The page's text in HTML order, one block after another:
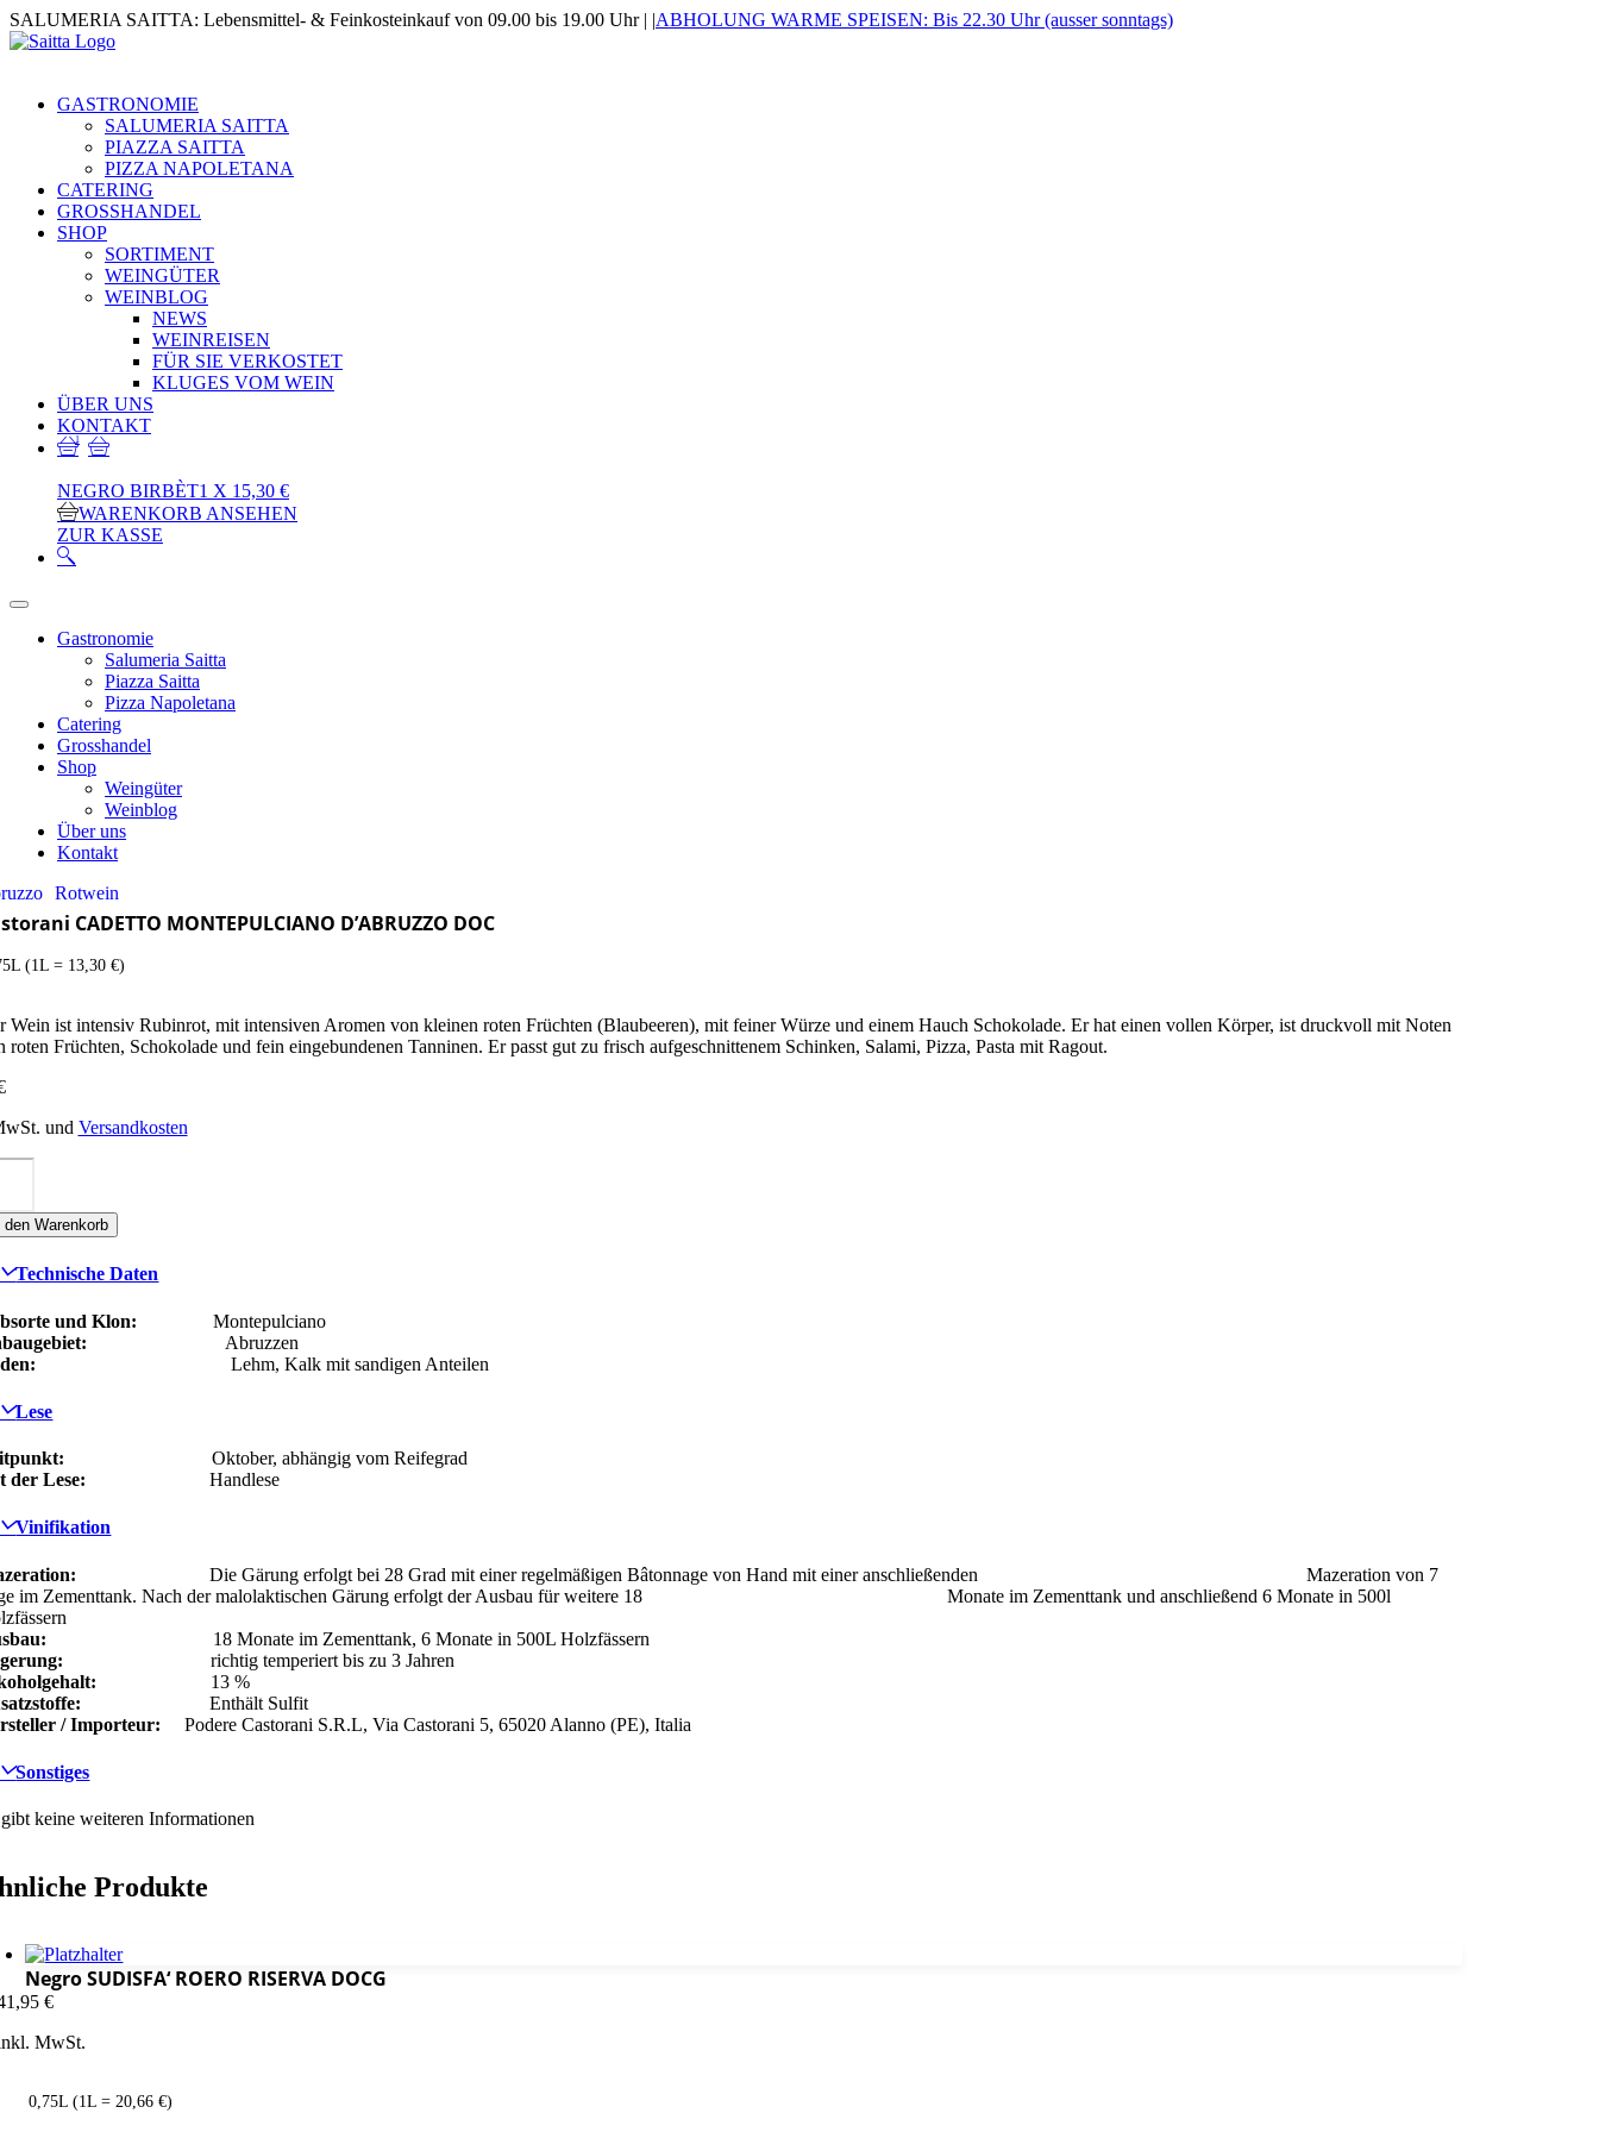
Zum
Inhalt
SALUMERIA SAITTA: Lebensmittel- & Feinkosteinkauf von 09.00 bis 19.00 Uhr | |ABHOLUNG WARME SPEISEN: Bis 22.30 Uhr (ausser sonntags)
GASTRONOMIE
SALUMERIA SAITTA
PIAZZA SAITTA
PIZZA NAPOLETANA
CATERING
GROSSHANDEL
SHOP
SORTIMENT
WEINGÜTER
WEINBLOG
NEWS
WEINREISEN
FÜR SIE VERKOSTET
KLUGES VOM WEIN
ÜBER UNS
KONTAKT
1
NEGRO BIRBÈT1 X 15,30 €
WARENKORB ANSEHEN
ZUR KASSE
Gastronomie
Salumeria Saitta
Piazza Saitta
Pizza Napoletana
Catering
Grosshandel
Shop
Weingüter
Weinblog
Über uns
Kontakt
Rotwein
CADETTO MONTEPULCIANO D’ABRUZZO DOC
(1L = 13,30 €)
Wein ist intensiv Rubinrot, mit intensiven Aromen von kleinen roten Früchten (Blaubeeren), mit feiner Würze und einem Hauch Schokolade. Er hat einen vollen Körper, ist druckvoll mit Noten
roten Früchten, Schokolade und fein eingebundenen Tanninen. Er passt gut zu frisch aufgeschnittenem Schinken, Salami, Pizza, Pasta mit Ragout.
und Versandkosten
den Warenkorb
Technische Daten
und Klon: Montepulciano
Abruzzen
Lehm, Kalk mit sandigen Anteilen
Lese
Oktober, abhängig vom Reifegrad
der Lese: Handlese
Vinifikation
Die Gärung erfolgt bei 28 Grad mit einer regelmäßigen Bâtonnage von Hand mit einer anschließenden Mazeration von 7
im Zementtank. Nach der malolaktischen Gärung erfolgt der Ausbau für weitere 18 Monate im Zementtank und anschließend 6 Monate in 500l
18 Monate im Zementtank, 6 Monate in 500L Holzfässern
richtig temperiert bis zu 3 Jahren
13 %
Enthält Sulfit
/ Importeur:
Podere Castorani S.R.L, Via Castorani 5, 65020 Alanno (PE), Italia
Sonstiges
keine weiteren Informationen
Produkte
Negro SUDISFA‘ ROERO RISERVA DOCG
€
MwSt.
0,75L (1L = 20,66 €)